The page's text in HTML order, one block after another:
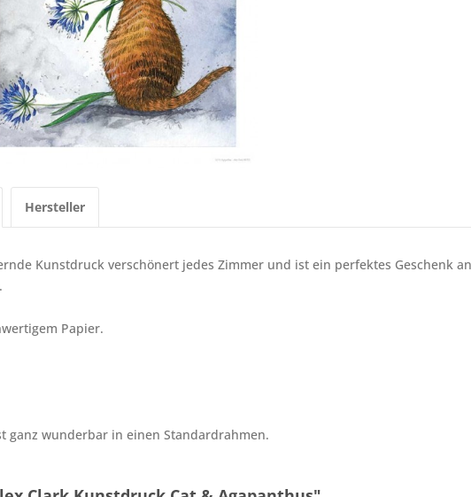
Hersteller
Kunstdruck verschönert jedes Zimmer und ist ein perfektes Geschenk
Papier.
ganz wunderbar in einen Standardrahmen.